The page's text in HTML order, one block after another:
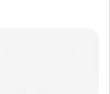
60 caps